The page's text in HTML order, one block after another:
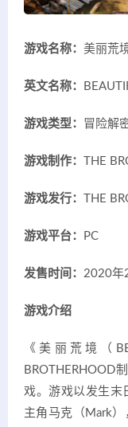
游戏名称： 美丽荒
英文名称：
游戏类型： 冒险解
游戏制作： THE
游戏发行： THE
游戏平台： PC
发售时间： 2020年
游戏介绍
《美丽荒境（
BROTHERHOOD
戏。游戏以发生末
主角马克（Mark